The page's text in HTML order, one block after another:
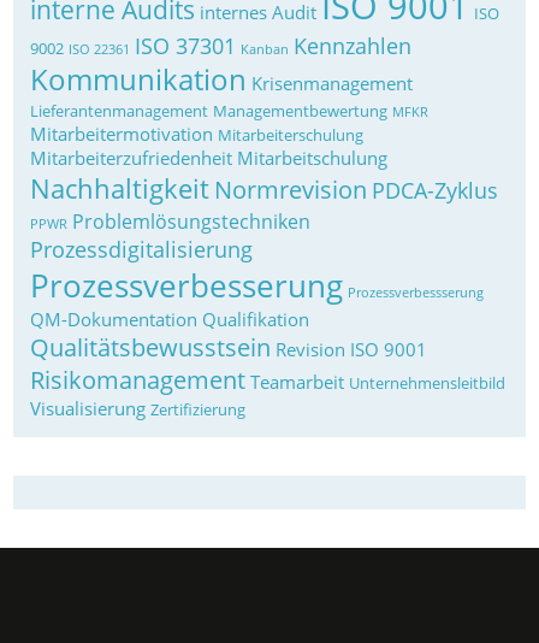
interne Audits internes Audit
ISO
9002 ISO 22361 ISO 37301 Kanban Kennzahlen
Kommunikation Krisenmanagement
Lieferantenmanagement Managementbewertung MFKR
Mitarbeitermotivation Mitarbeiterschulung
Mitarbeiterzufriedenheit Mitarbeitschulung
Nachhaltigkeit Normrevision PDCA-Zyklus
PPWR Problemlösungstechniken
Prozessdigitalisierung
Prozessverbesserung Prozessverbessserung
QM-Dokumentation Qualifikation
Qualitätsbewusstsein Revision ISO 9001
Risikomanagement Teamarbeit Unternehmensleitbild
Visualisierung Zertifizierung